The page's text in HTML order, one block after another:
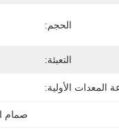
الحجم:
التعبئة:
المعدات الأولية:
صمام